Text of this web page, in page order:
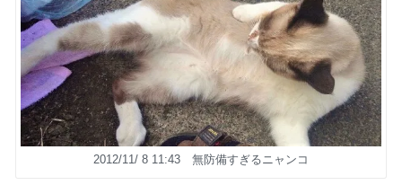
2012/11/ 8 11:43 無防備すぎるニャンコ